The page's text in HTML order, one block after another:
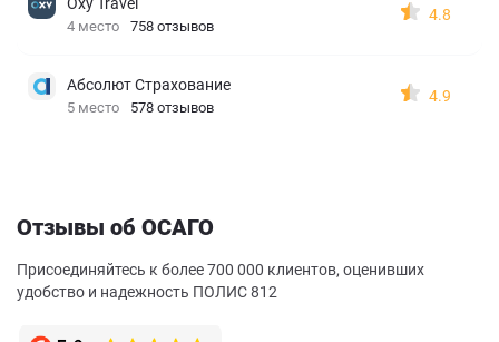
4 место 758 отзывов
4.8
Абсолют Страхование
5 место 578 отзывов
4.9
Отзывы об ОСАГО
Присоединяйтесь к более 700 000 клиентов, оценивших
удобство и надежность ПОЛИС 812